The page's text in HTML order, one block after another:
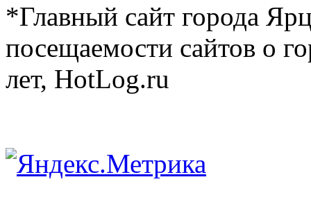
*Главный сайт города
посещаемости сайтов о
лет, HotLog.ru